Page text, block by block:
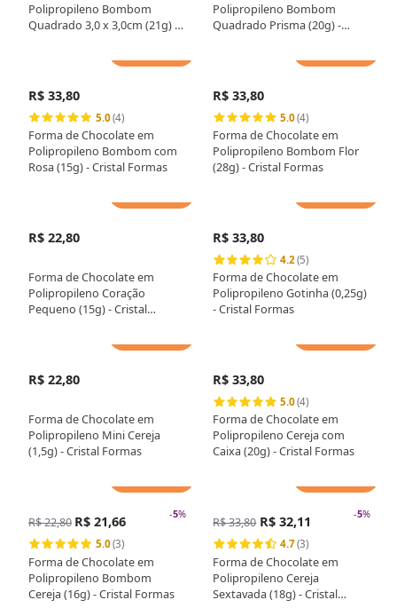
Polipropileno Bombom
Quadrado 3,0 x 3,0cm (21g) -
Polipropileno Bombom
Quadrado Prisma (20g) -
R$ 33,80
5.0(4)
Forma de Chocolate em
Polipropileno Bombom com
Rosa (15g) - Cristal Formas
R$ 33,80
5.0(4)
Forma de Chocolate em
Polipropileno Bombom Flor
(28g) - Cristal Formas
R$ 22,80
Forma de Chocolate em
Polipropileno Coração
Pequeno (15g) - Cristal
R$ 33,80
4.2(5)
Forma de Chocolate em
Polipropileno Gotinha (0,25g)
- Cristal Formas
R$ 22,80
Forma de Chocolate em
Polipropileno Mini Cereja
(1,5g) - Cristal Formas
R$ 33,80
5.0(4)
Forma de Chocolate em
Polipropileno Cereja com
Caixa (20g) - Cristal Formas
-5%
R$ 22,80 R$ 21,66
5.0(3)
Forma de Chocolate em
Polipropileno Bombom
Cereja (16g) - Cristal Formas
-5%
R$ 33,80 R$ 32,11
4.7(3)
Forma de Chocolate em
Polipropileno Cereja
Sextavada (18g) - Cristal